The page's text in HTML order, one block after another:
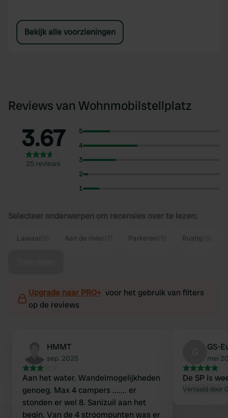
Bekijk alle voorzieningen
Reviews van Wohnmobilstellplatz
3.67
25 reviews
5
4
3
2
1
Selecteer onderwerpen om recensies over te lezen:
Lawaai Aan de rivier Parkeren Rustig
Upgrade naar PRO+ voor het gebruik van filters
op de reviews
HMMT
sep. 2025
Aan het water. Wandelmogelijkheden
genoeg. Max 4 campers ....... er
stonden er wel 8. Sanizuil aan het
begin. Van de 4 stroompunten was er
GS-
mei
De SP is
Vertaald door